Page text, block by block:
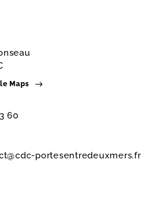
Maps
60
portesentredeuxmers.fr